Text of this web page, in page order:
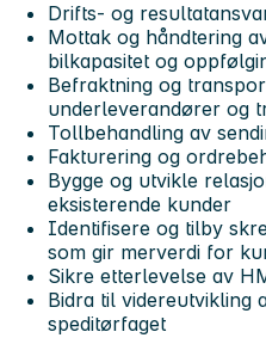
Drifts- og
Mottak og håndtering
bilkapasitet og
Befraktning og
underleverandører og
Tollbehandling av
Fakturering og
Bygge og utvikle
eksisterende kunder
Identifisere og tilby
som gir merverdi for
Sikre etterlevelse av
Bidra til videreutvikling
speditørfaget